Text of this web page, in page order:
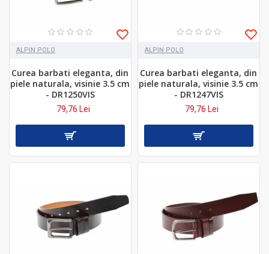
ALPIN POLO
Curea barbati eleganta, din
piele naturala, visinie 3.5 cm
- DR1250VIS
79,76 Lei
ALPIN POLO
Curea barbati eleganta, din
piele naturala, visinie 3.5 cm
- DR1247VIS
79,76 Lei